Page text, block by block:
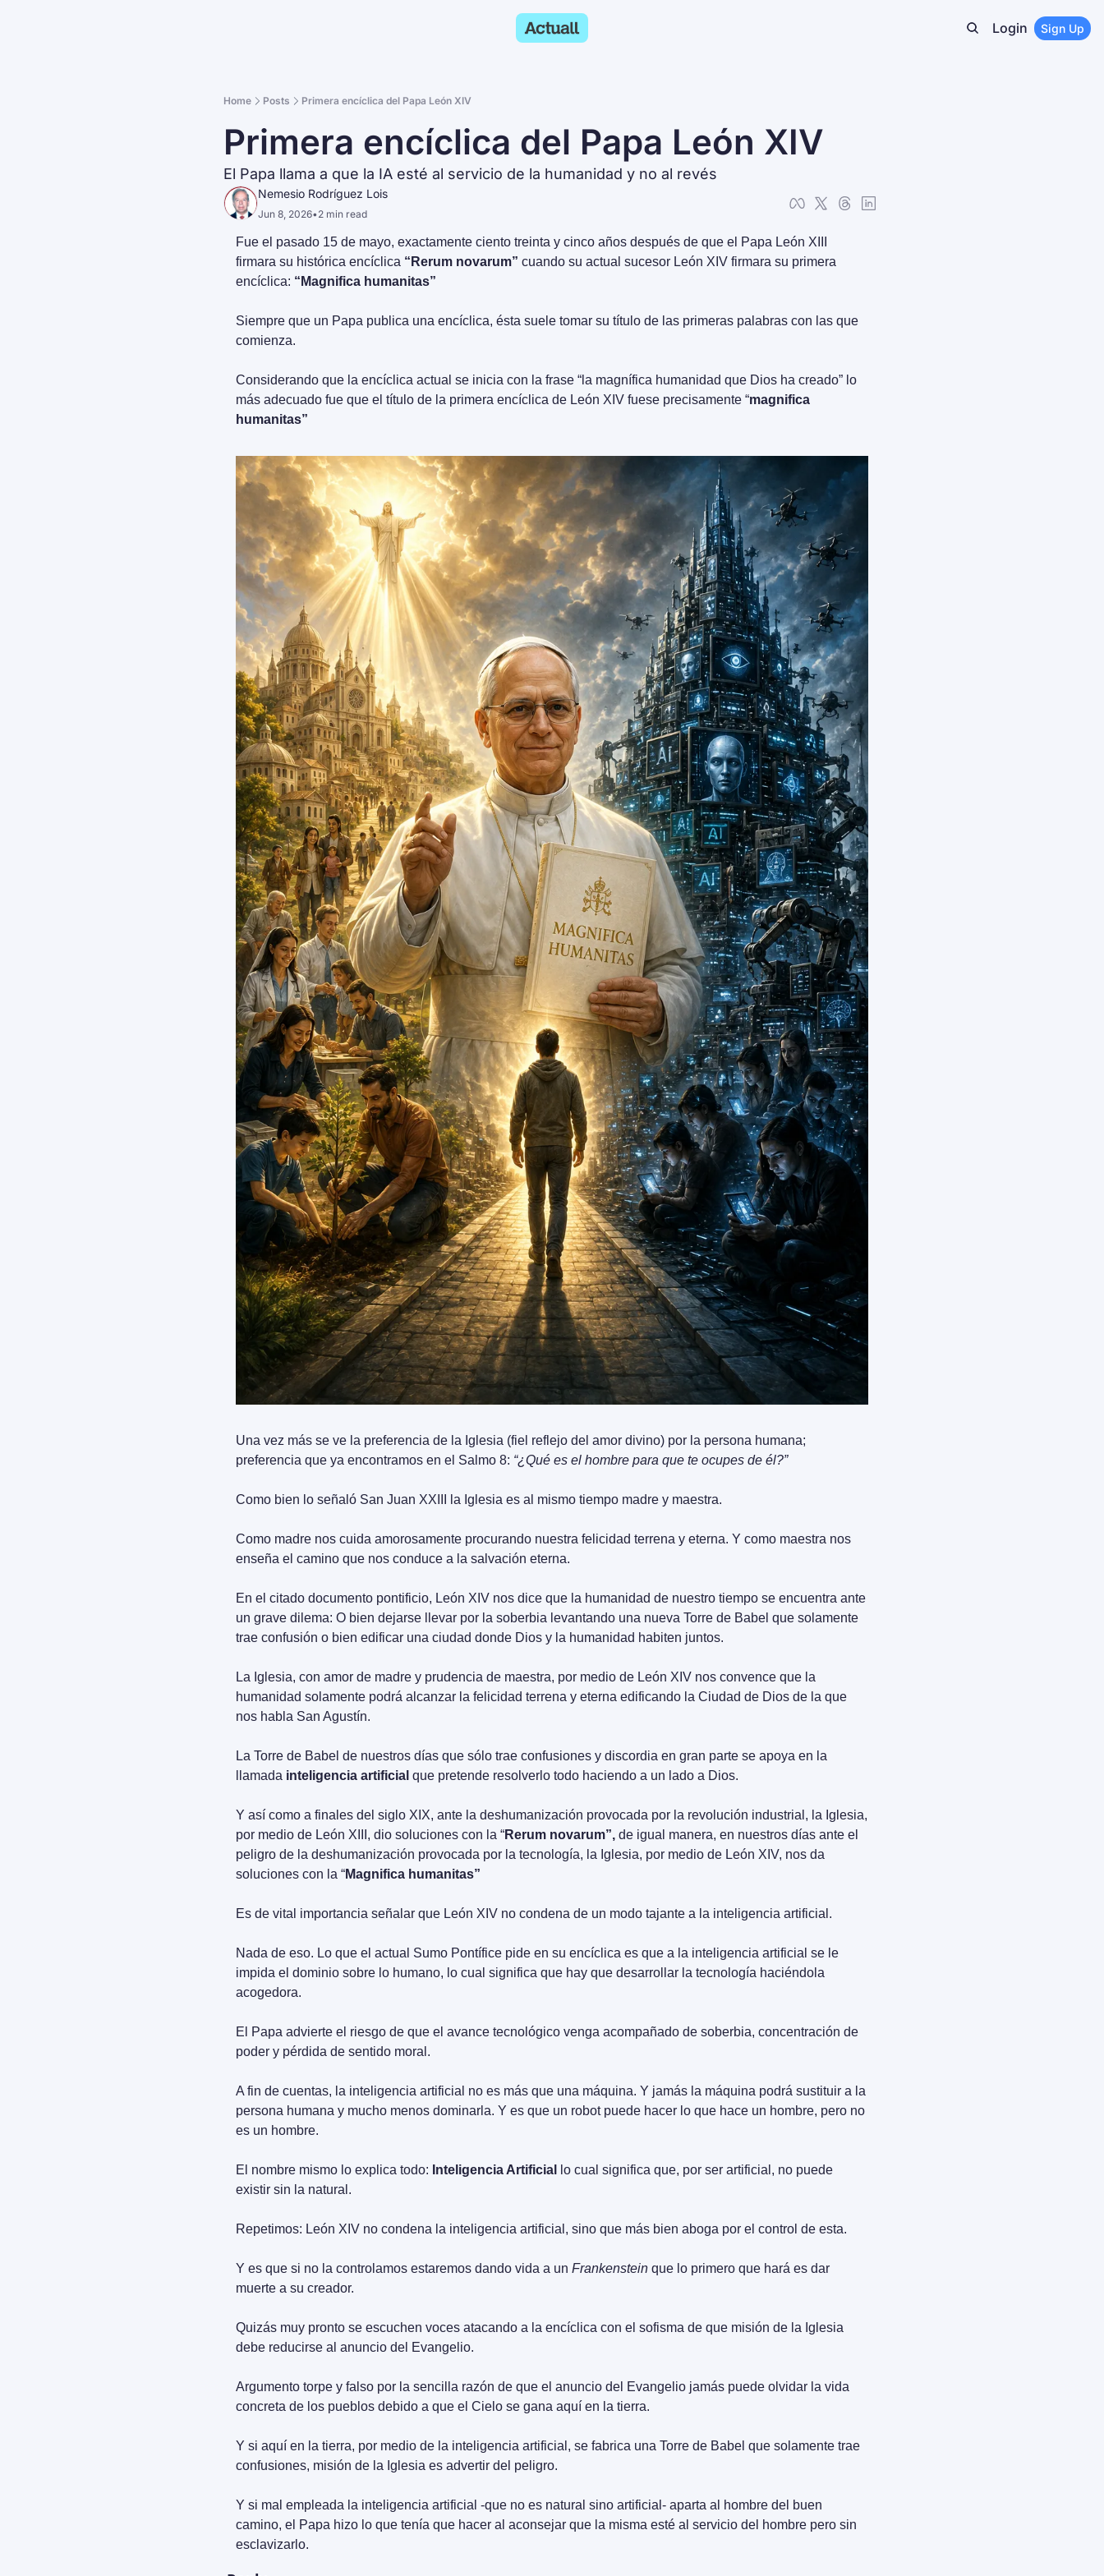
Login Sign Up
Home Posts Primera encíclica del Papa León XIV
Primera encíclica del Papa León XIV
El Papa llama a que la IA esté al servicio de la humanidad y no al revés
Nemesio Rodríguez Lois
Jun 8, 2026•2 min read
Fue el pasado 15 de mayo, exactamente ciento treinta y cinco años después de que el Papa León XIII
firmara su histórica encíclica “Rerum novarum” cuando su actual sucesor León XIV firmara su primera
encíclica: “Magnifica humanitas”
Siempre que un Papa publica una encíclica, ésta suele tomar su título de las primeras palabras con las que
comienza.
Considerando que la encíclica actual se inicia con la frase “la magnífica humanidad que Dios ha creado” lo
más adecuado fue que el título de la primera encíclica de León XIV fuese precisamente “magnifica
humanitas”
Una vez más se ve la preferencia de la Iglesia (fiel reflejo del amor divino) por la persona humana;
preferencia que ya encontramos en el Salmo 8: “¿Qué es el hombre para que te ocupes de él?”
Como bien lo señaló San Juan XXIII la Iglesia es al mismo tiempo madre y maestra.
Como madre nos cuida amorosamente procurando nuestra felicidad terrena y eterna. Y como maestra nos
enseña el camino que nos conduce a la salvación eterna.
En el citado documento pontificio, León XIV nos dice que la humanidad de nuestro tiempo se encuentra ante
un grave dilema: O bien dejarse llevar por la soberbia levantando una nueva Torre de Babel que solamente
trae confusión o bien edificar una ciudad donde Dios y la humanidad habiten juntos.
La Iglesia, con amor de madre y prudencia de maestra, por medio de León XIV nos convence que la
humanidad solamente podrá alcanzar la felicidad terrena y eterna edificando la Ciudad de Dios de la que
nos habla San Agustín.
La Torre de Babel de nuestros días que sólo trae confusiones y discordia en gran parte se apoya en la
llamada inteligencia artificial que pretende resolverlo todo haciendo a un lado a Dios.
Y así como a finales del siglo XIX, ante la deshumanización provocada por la revolución industrial, la Iglesia,
por medio de León XIII, dio soluciones con la “Rerum novarum”, de igual manera, en nuestros días ante el
peligro de la deshumanización provocada por la tecnología, la Iglesia, por medio de León XIV, nos da
soluciones con la “Magnifica humanitas”
Es de vital importancia señalar que León XIV no condena de un modo tajante a la inteligencia artificial.
Nada de eso. Lo que el actual Sumo Pontífice pide en su encíclica es que a la inteligencia artificial se le
impida el dominio sobre lo humano, lo cual significa que hay que desarrollar la tecnología haciéndola
acogedora.
El Papa advierte el riesgo de que el avance tecnológico venga acompañado de soberbia, concentración de
poder y pérdida de sentido moral.
A fin de cuentas, la inteligencia artificial no es más que una máquina. Y jamás la máquina podrá sustituir a la
persona humana y mucho menos dominarla. Y es que un robot puede hacer lo que hace un hombre, pero no
es un hombre.
El nombre mismo lo explica todo: Inteligencia Artificial
lo cual significa que, por ser artificial, no puede
existir sin la natural.
Repetimos: León XIV no condena la inteligencia artificial, sino que más bien aboga por el control de esta.
Y es que si no la controlamos estaremos dando vida a un Frankenstein que lo primero que hará es dar
muerte a su creador.
Quizás muy pronto se escuchen voces atacando a la encíclica con el sofisma de que misión de la Iglesia
debe reducirse al anuncio del Evangelio.
Argumento torpe y falso por la sencilla razón de que el anuncio del Evangelio jamás puede olvidar la vida
concreta de los pueblos debido a que el Cielo se gana aquí en la tierra.
Y si aquí en la tierra, por medio de la inteligencia artificial, se fabrica una Torre de Babel que solamente trae
confusiones, misión de la Iglesia es advertir del peligro.
Y si mal empleada la inteligencia artificial -que no es natural sino artificial- aparta al hombre del buen
camino, el Papa hizo lo que tenía que hacer al aconsejar que la misma esté al servicio del hombre pero sin
esclavizarlo.